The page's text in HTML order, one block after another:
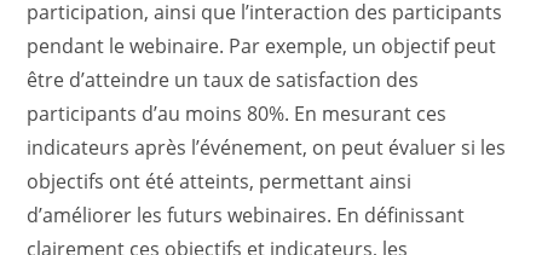
participation, ainsi que l’interaction des participants
pendant le webinaire. Par exemple, un objectif peut
être d’atteindre un taux de satisfaction des
participants d’au moins 80%. En mesurant ces
indicateurs après l’événement, on peut évaluer si les
objectifs ont été atteints, permettant ainsi
d’améliorer les futurs webinaires. En définissant
clairement ces objectifs et indicateurs, les